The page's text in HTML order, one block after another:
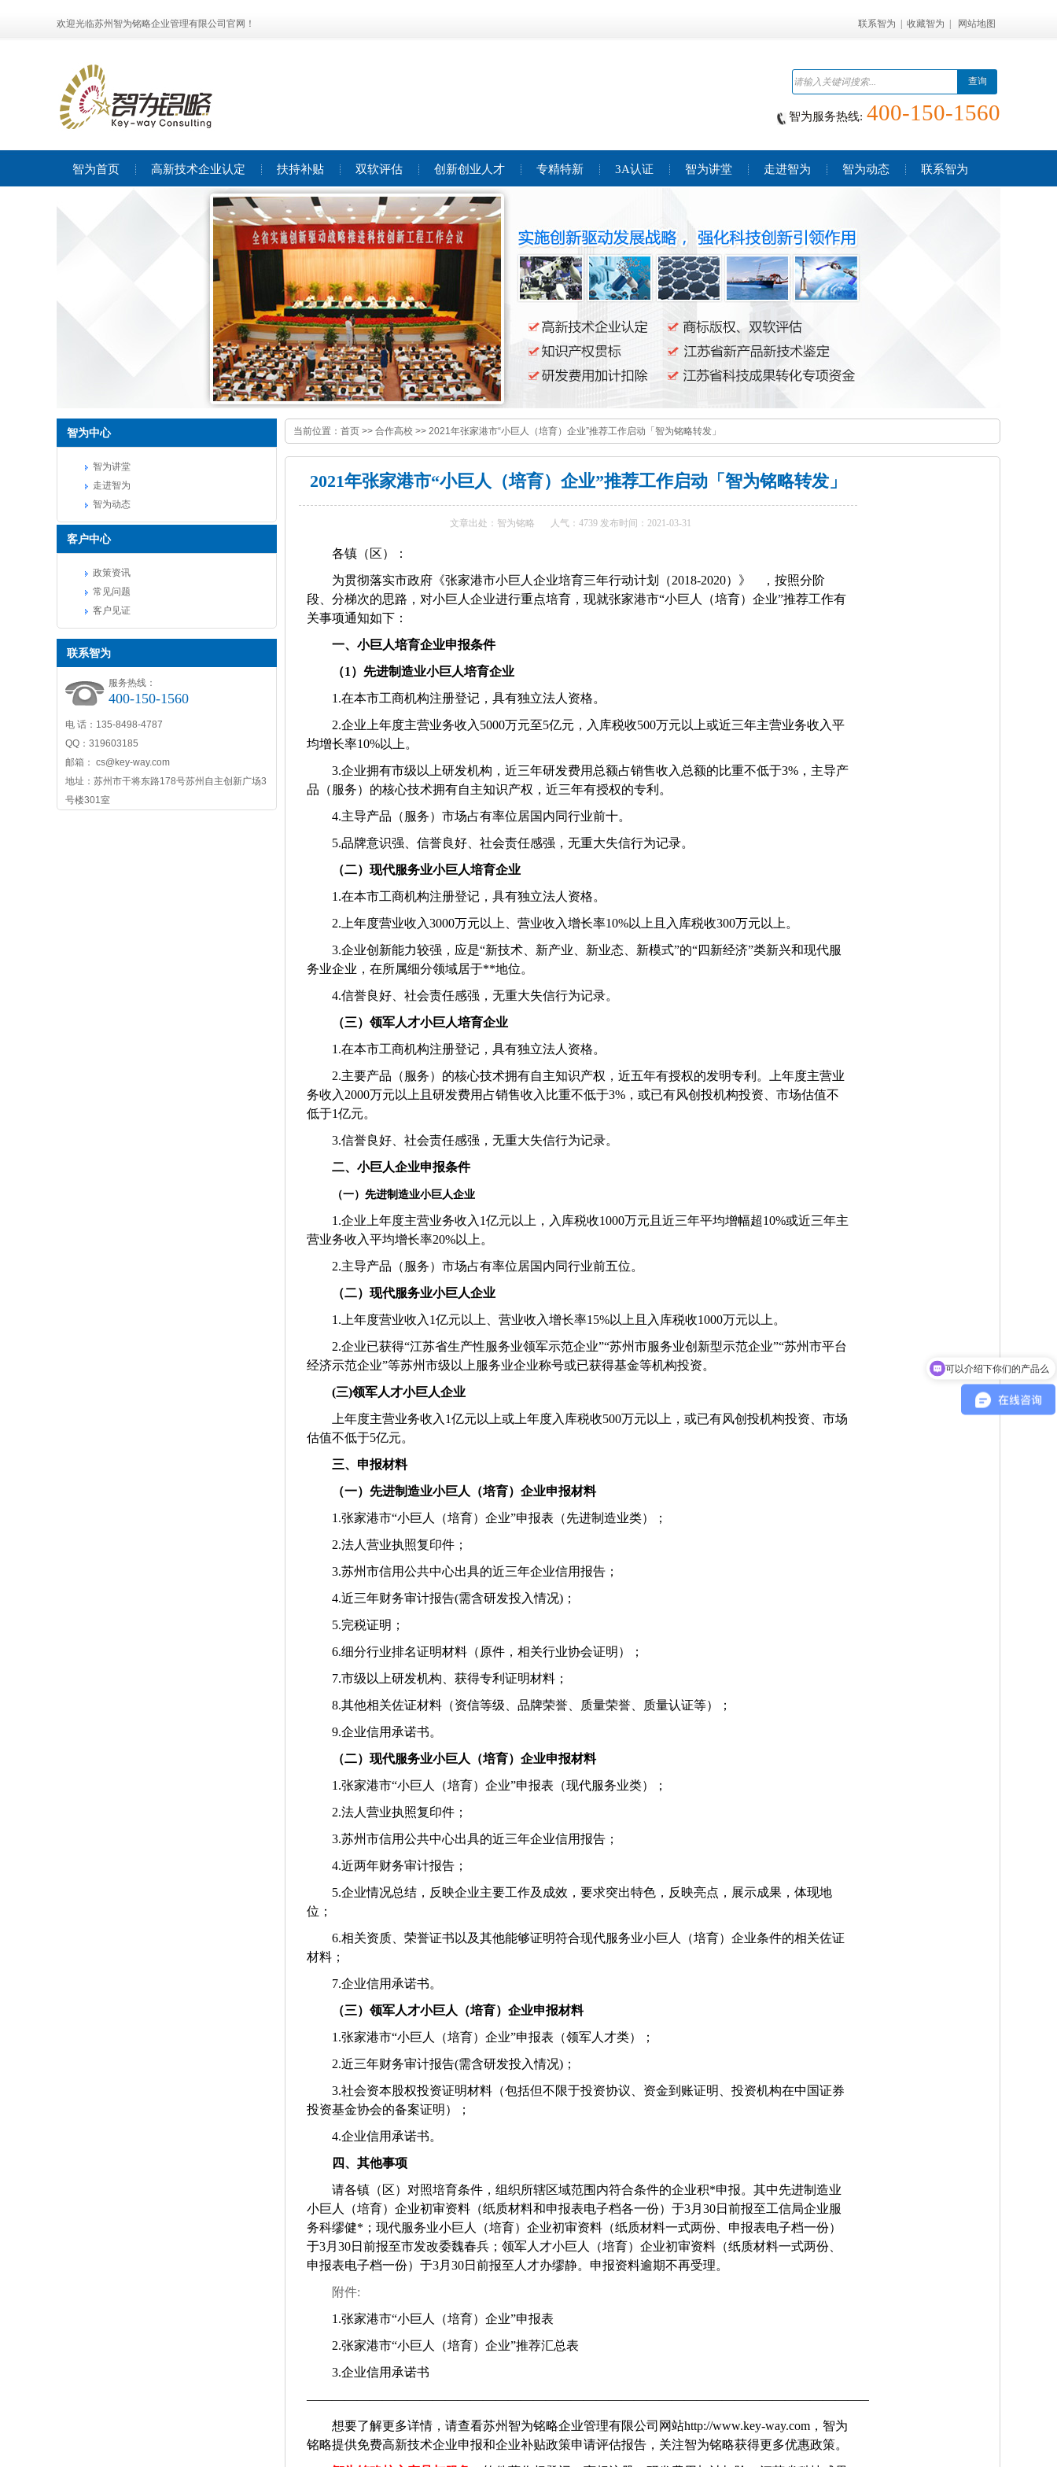
联系智为 收藏智为 网站地图
欢迎光临苏州智为铭略企业管理有限公司官网！
查询
智为服务热线: 400-150-1560
智为首页 高新技术企业认定 扶持补贴 双软评估 创新创业人才 专精特新 3A认证 智为讲堂 走进智为 智为动态 联系智为
智为中心
智为讲堂
走进智为
智为动态
客户中心
政策资讯
常见问题
客户见证
联系智为
服务热线：
400-150-1560
电 话：135-8498-4787
QQ：319603185
邮箱： cs@key-way.com
地址：苏州市干将东路178号苏州自主创新广场3
号楼301室
当前位置： 首页 >> 合作高校 >> 2021年张家港市“小巨人（培育）企业”推荐工作启动「智为铭略转发」
2021年张家港市“小巨人（培育）企业”推荐工作启动「智为铭略转发」
文章出处：智为铭略 人气：4739 发布时间：2021-03-31
各镇（区）：
为贯彻落实市政府《张家港市小巨人企业培育三年行动计划（2018-2020）》 ，按照分阶
段、分梯次的思路，对小巨人企业进行重点培育，现就张家港市“小巨人（培育）企业”推荐工作有
关事项通知如下：
一、小巨人培育企业申报条件
（1 ）先进制造业小巨人培育企业
1.在本市工商机构注册登记，具有独立法人资格。
2.企业上年度主营业务收入 5000万元至5亿元，入库税收500万元以上或近三年主营业务收入平
均增长率10%以上。
3.企业拥有市级以上研发机构，近三年研发费用总额占销售收入总额的比重不低于3% ，主导产
品（服务）的核心技术拥有自主知识产权，近三年有授权的专利。
4.主导产品（服务）市场占有率位居国内同行业前十。
5.品牌意识强、信誉良好、社会责任感强，无重大失信行为记录。
（二）现代服务业小巨人培育企业
1.在本市工商机构注册登记，具有独立法人资格。
2. 上年度营业收入3000万元以上、营业收入增长率10%以上且入库税收300万元以上。
3.企业创新能力较强，应是“新技术、新产业、新业态、新模式”的“四新经济”类新兴和现代服
务业企业，在所属细分领域居于**地位。
4.信誉良好、社会责任感强，无重大失信行为记录。
（三）领军人才小巨人培育企业
1.在本市工商机构注册登记，具有独立法人资格。
2.主要产品（服务）的核心技术拥有自主知识产权，近五年有授权的发明专利。上年度主营业
务收入 2000万元以上且研发费用占销售收入比重不低于3% ，或已有风创投机构投资、市场估值不
低于1亿元。
3.信誉良好、社会责任感强，无重大失信行为记录。
二、小巨人企业申报条件
（一）先进制造业小巨人企业
1.企业上年度主营业务收入 1亿元以上，入库税收1000万元且近三年平均增幅超10%或近三年主
营业务收入平均增长率20%以上。
2.主导产品（服务）市场占有率位居国内同行业前五位。
（二）现代服务业小巨人企业
1. 上年度营业收入 1亿元以上、营业收入增长率15%以上且入库税收1000万元以上。
2.企业已获得“江苏省生产性服务业领军示范企业”“苏州市服务业创新型示范企业”“苏州市平台
经济示范企业”等苏州市级以上服务业企业称号或已获得基金等机构投资。
(三)领军人才小巨人企业
上年度主营业务收入 1亿元以上或上年度入库税收500万元以上，或已有风创投机构投资、市场
估值不低于5亿元。
三、申报材料
（一）先进制造业小巨人（培育）企业申报材料
1.张家港市“小巨人（培育）企业”申报表（先进制造业类）；
2.法人营业执照复印件；
3.苏州市信用公共中心出具的近三年企业信用报告；
4.近三年财务审计报告(需含研发投入情况) ；
5.完税证明；
6.细分行业排名证明材料（原件，相关行业协会证明）；
7.市级以上研发机构、获得专利证明材料；
8.其他相关佐证材料（资信等级、品牌荣誉、质量荣誉、质量认证等）；
9.企业信用承诺书。
（二）现代服务业小巨人（培育）企业申报材料
1.张家港市“小巨人（培育）企业”申报表（现代服务业类）；
2.法人营业执照复印件；
3.苏州市信用公共中心出具的近三年企业信用报告；
4.近两年财务审计报告；
5.企业情况总结，反映企业主要工作及成效，要求突出特色，反映亮点，展示成果，体现地
位；
6.相关资质、荣誉证书以及其他能够证明符合现代服务业小巨人（培育）企业条件的相关佐证
材料；
7.企业信用承诺书。
（三）领军人才小巨人（培育）企业申报材料
1.张家港市“小巨人（培育）企业”申报表（领军人才类）；
2.近三年财务审计报告(需含研发投入情况) ；
3.社会资本股权投资证明材料（包括但不限于投资协议、资金到账证明、投资机构在中国证券
投资基金协会的备案证明）；
4.企业信用承诺书。
四、其他事项
请各镇（区）对照培育条件，组织所辖区域范围内符合条件的企业积*申报。其中先进制造业
小巨人（培育）企业初审资料（纸质材料和申报表电子档各一份）于3月 30日前报至工信局企业服
务科缪健*；现代服务业小巨人（培育）企业初审资料（纸质材料一式两份、申报表电子档一份）
于3月 30日前报至市发改委魏春兵；领军人才小巨人（培育）企业初审资料（纸质材料一式两份、
申报表电子档一份）于3月 30日前报至人才办缪静。申报资料逾期不再受理。
附件:
1.张家港市“小巨人（培育）企业”申报表
2.张家港市“小巨人（培育）企业”推荐汇总表
3.企业信用承诺书
———————————————————————————————————————————————————
想要了解更多详情，请查看苏州智为铭略企业管理有限公司网站http://www.key-way.com ，智为
铭略提供免费高新技术企业申报和企业补贴政策申请评估报告，关注智为铭略获得更多优惠政策。
可以介绍下你们的产品么